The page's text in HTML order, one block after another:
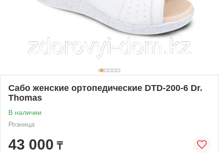
Сабо женские ортопедические DTD-200-6 Dr.
Thomas
В наличии
Розница
43 000 ₸